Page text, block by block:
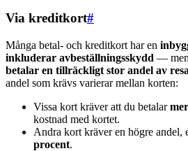
Via kreditkort#
Många betal- och kreditkort har en
inkluderar avbeställningsskydd — men
betalar en tillräckligt stor andel av
andel som krävs varierar mellan korten:
Vissa kort kräver att du betalar
kostnad med kortet.
Andra kort kräver en högre andel,
procent.